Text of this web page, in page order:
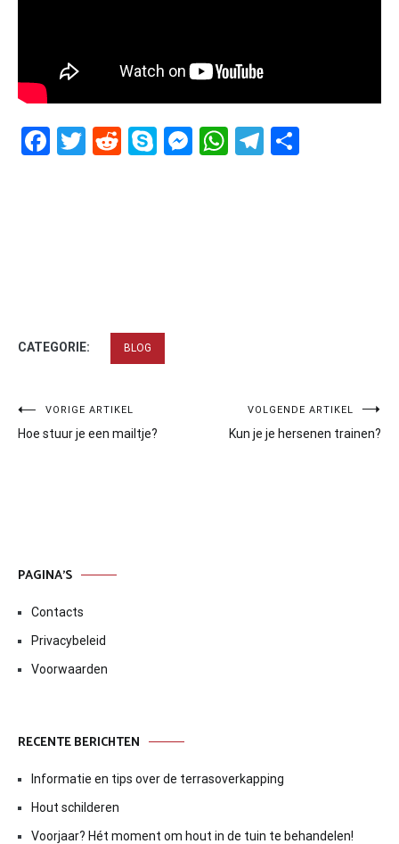
Facebook
Twitter
RedditSkypeMessenger
WhatsApp
Telegram
CATEGORIE: BLOG
Bericht
navigatie
VORIGE ARTIKEL
Hoe stuur je een mailtje?
VOLGENDE ARTIKEL
Kun je je hersenen trainen?
PAGINA’S
Contacts
Privacybeleid
Voorwaarden
RECENTE BERICHTEN
Informatie en tips over de terrasoverkapping
Hout schilderen
Voorjaar? Hét moment om hout in de tuin te behandelen!